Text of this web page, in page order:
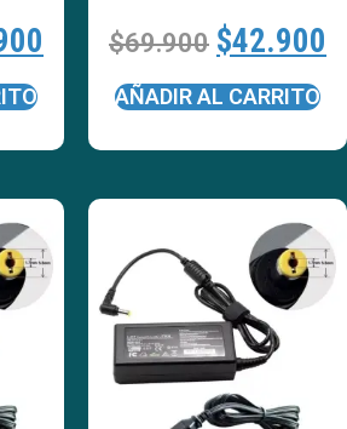
$69.900 $42.900
AÑADIR AL CARRITO